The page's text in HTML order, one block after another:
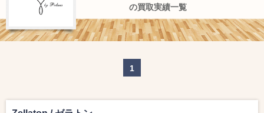
の買取実績一覧
1